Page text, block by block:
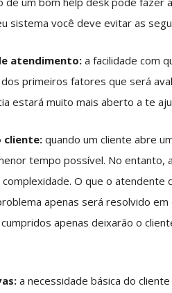
sistema você deve evitar as
atendimento: a facilidade com
primeiros fatores que será
estará muito mais aberto a te
cliente: quando um cliente abre
tempo possível. No entanto,
O que o
apenas será resolvido
apenas deixarão o
a necessidade básica do